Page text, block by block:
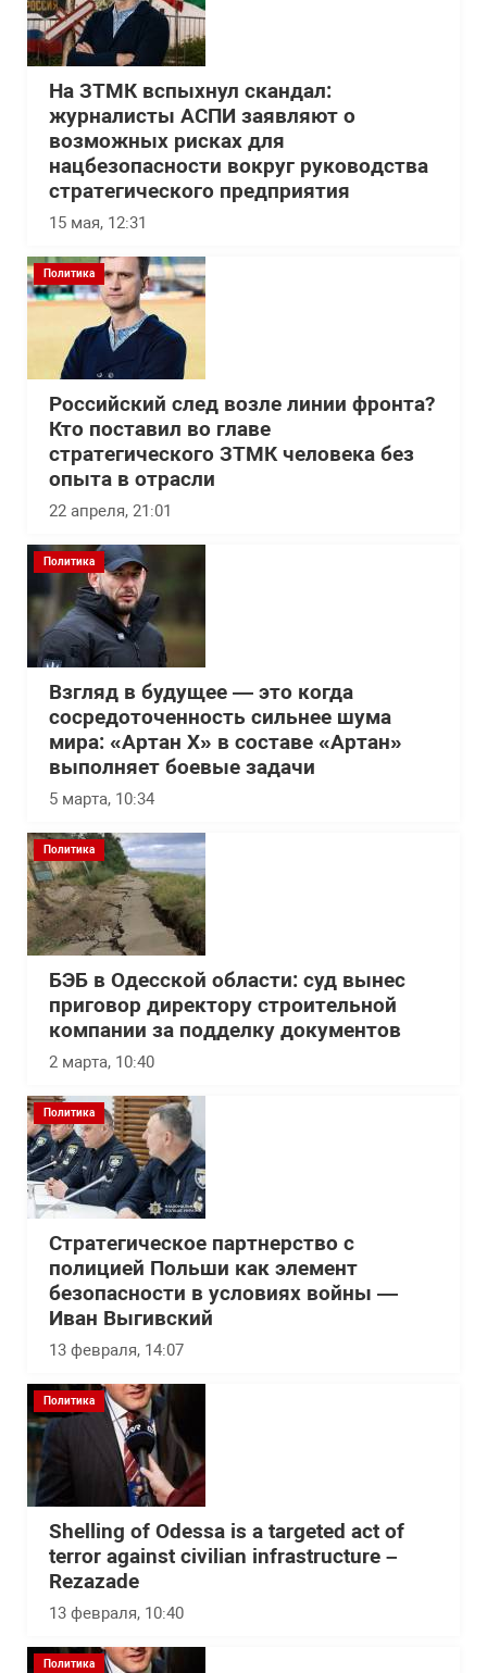
На ЗТМК вспыхнул скандал:
журналисты АСПИ заявляют о
возможных рисках для
нацбезопасности вокруг руководства
стратегического предприятия
15 мая, 12:31
Политика
Российский след возле линии фронта?
Кто поставил во главе
стратегического ЗТМК человека без
опыта в отрасли
22 апреля, 21:01
Политика
Взгляд в будущее — это когда
сосредоточенность сильнее шума
мира: «Артан Х» в составе «Артан»
выполняет боевые задачи
5 марта, 10:34
Политика
БЭБ в Одесской области: суд вынес
приговор директору строительной
компании за подделку документов
2 марта, 10:40
Политика
Стратегическое партнерство с
полицией Польши как элемент
безопасности в условиях войны —
Иван Выгивский
13 февраля, 14:07
Политика
Shelling of Odessa is a targeted act of
terror against civilian infrastructure –
Rezazade
13 февраля, 10:40
Политика